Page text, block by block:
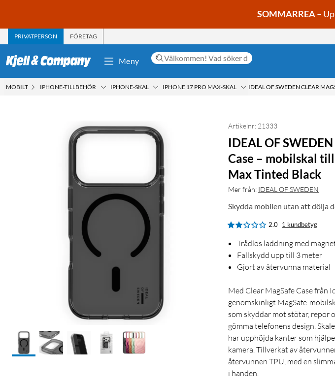
SOMMARREA–
PRIVATPERSON FÖRETAG
Meny
MOBILT IPHONE-TILLBEHÖR IPHONE-SKAL IPHONE 17 PRO MAX-SKAL
Artikelnr: 21333
IDEAL OF
Case – mobilskal
Max Tinted Black
Mer från: IDEAL OF SWEDEN
Skydda mobilen utan att dölja
2.0 1 kundbetyg
Trådlös laddning med
Fallskydd upp till 3 meter
Gjort av återvunna material
Med Clear MagSafe Case från
genomskinligt MagSafe-
som skyddar mot stötar, repor
gömma telefonens design.
har upphöjda kanter som
kamera. Tillverkat av
återvunnen TPU, med en
i handen.